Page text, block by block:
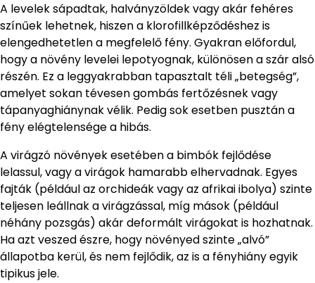
A levelek sápadtak, halványzöldek vagy akár fehéres
színűek lehetnek, hiszen a klorofillképződéshez is
elengedhetetlen a megfelelő fény. Gyakran előfordul,
hogy a növény levelei lepotyognak, különösen a szár alsó
részén. Ez a leggyakrabban tapasztalt téli „betegség”,
amelyet sokan tévesen gombás fertőzésnek vagy
tápanyaghiánynak vélik. Pedig sok esetben pusztán a
fény elégtelensége a hibás.
A virágzó növények esetében a bimbók fejlődése
lelassul, vagy a virágok hamarabb elhervadnak. Egyes
fajták (például az orchideák vagy az afrikai ibolya) szinte
teljesen leállnak a virágzással, míg mások (például
néhány pozsgás) akár deformált virágokat is hozhatnak.
Ha azt veszed észre, hogy növényed szinte „alvó”
állapotba kerül, és nem fejlődik, az is a fényhiány egyik
tipikus jele.